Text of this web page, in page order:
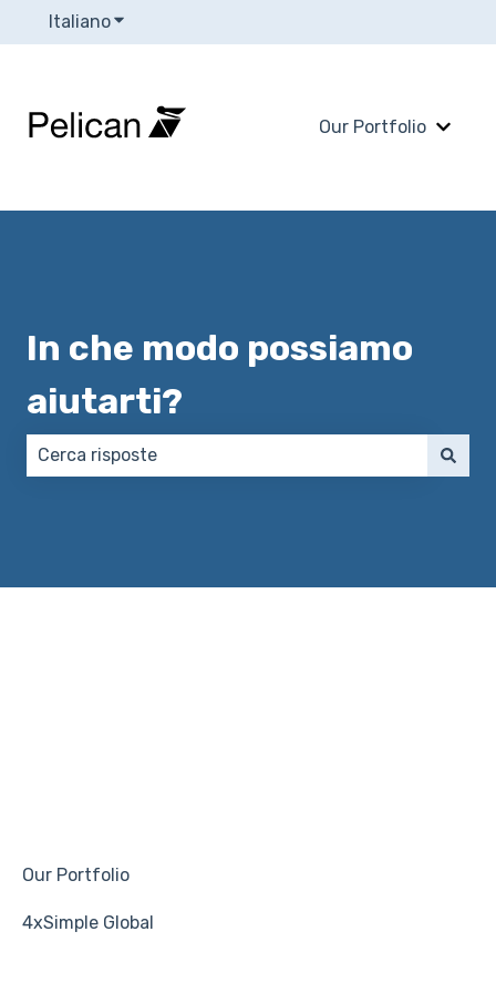
ItalianoMostra sottomenu per le traduzioni
Our Portfolio
In che modo possiamo
aiutarti?
Our Portfolio
4xSimple Global